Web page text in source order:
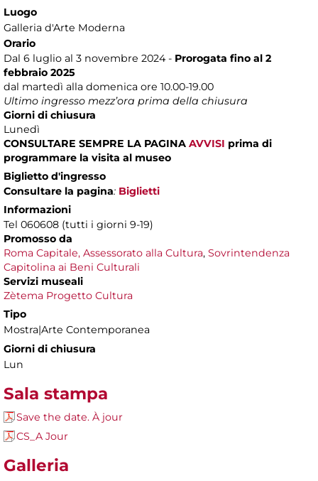
Luogo
Galleria d'Arte Moderna
Orario
Dal 6 luglio al 3 novembre 2024 - Prorogata fino al 2
febbraio 2025
dal martedì alla domenica ore 10.00-19.00
Ultimo ingresso mezz’ora prima della chiusura
Giorni di chiusura
Lunedì
CONSULTARE SEMPRE LA PAGINA AVVISI prima di
programmare la visita al museo
Biglietto d'ingresso
Consultare la pagina: Biglietti
Informazioni
Tel 060608 (tutti i giorni 9-19)
Promosso da
Roma Capitale, Assessorato alla Cultura, Sovrintendenza
Capitolina ai Beni Culturali
Servizi museali
Zètema Progetto Cultura
Tipo
Mostra|Arte Contemporanea
Giorni di chiusura
Lun
Sala stampa
Save the date. À jour
CS_A Jour
Galleria